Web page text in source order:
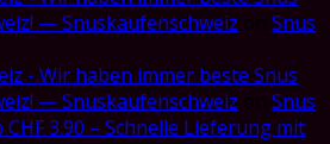
— Snuskaufenschweiz
Snus
- Wir haben immer beste Snus
— Snuskaufenschweiz
Snus
CHF 3.90 – Schnelle Lieferung mit